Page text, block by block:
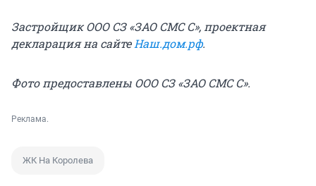
Застройщик ООО СЗ «ЗАО СМС С», проектная
декларация на сайте Наш.дом.рф.
Фото предоставлены ООО СЗ «ЗАО СМС С».
Реклама.
ЖК На Королева